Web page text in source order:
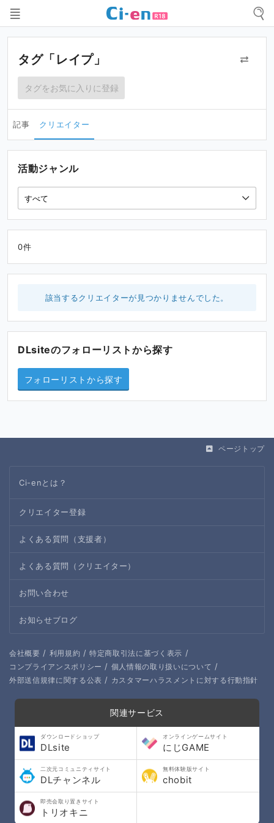
タグ「レイプ」
タグをお気に入りに登録
記事 クリエイター
0件
該当するクリエイターが見つかりませんでした。
活動ジャンル
DLsiteのフォローリストから探す
フォローリストから探す
ページトップ
Ci-enとは？
クリエイター登録
よくある質問（支援者）
よくある質問（クリエイター）
お問い合わせ
お知らせブログ
会社概要 / 利用規約 / 特定商取引法に基づく表示 /
コンプライアンスポリシー / 個人情報の取り扱いについて /
外部送信規律に関する公表 / カスタマーハラスメントに対する行動指針
関連サービス
ダウンロードショップ
DLsite
オンラインゲームサイト
にじGAME
二次元コミュニティサイト
DLチャンネル
無料体験版サイト
chobit
即売会取り置きサイト
トリオキニ